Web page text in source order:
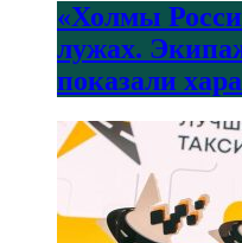
«Холмы
лужах.
показали